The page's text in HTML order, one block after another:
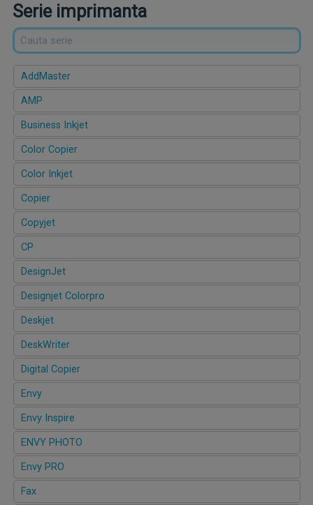
Serie imprimanta
AddMaster
AMP
Business Inkjet
Color Copier
Color Inkjet
Copier
Copyjet
CP
DesignJet
Designjet Colorpro
Deskjet
DeskWriter
Digital Copier
Envy
Envy Inspire
ENVY PHOTO
Envy PRO
Fax